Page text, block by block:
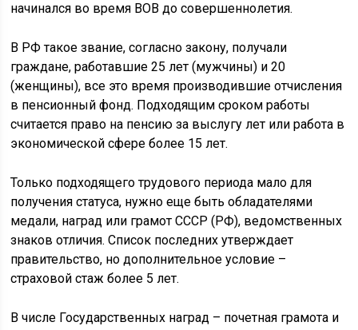
начинался во время ВОВ до совершеннолетия.
В РФ такое звание, согласно закону, получали
граждане, работавшие 25 лет (мужчины) и 20
(женщины), все это время производившие отчисления
в пенсионный фонд. Подходящим сроком работы
считается право на пенсию за выслугу лет или работа в
экономической сфере более 15 лет.
Только подходящего трудового периода мало для
получения статуса, нужно еще быть обладателями
медали, наград или грамот СССР (РФ), ведомственных
знаков отличия. Список последних утверждает
правительство, но дополнительное условие –
страховой стаж более 5 лет.
В числе Государственных наград – почетная грамота и